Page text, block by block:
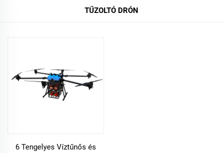
TŰZOLTÓ DRÓN
6 Tengelyes Víztűnős és